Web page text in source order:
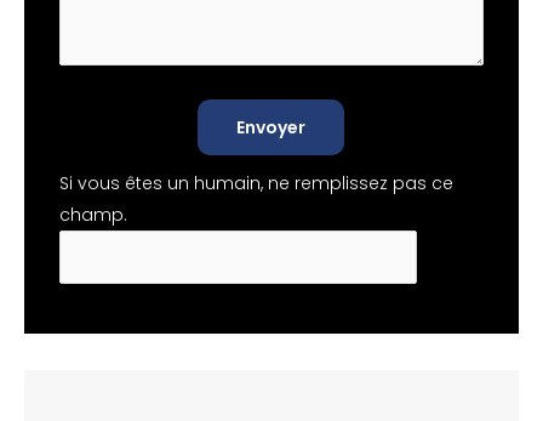
Envoyer
Si vous êtes un humain, ne remplissez pas ce
champ.